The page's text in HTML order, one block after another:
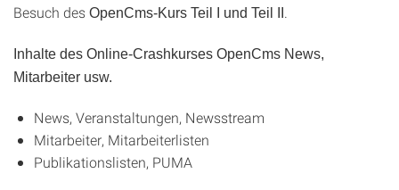
Besuch des OpenCms-Kurs Teil I und Teil II
Inhalte des Online-Crashkurses OpenCms News,
Mitarbeiter usw.
News, Veranstaltungen, Newsstream
Mitarbeiter, Mitarbeiterlisten
Publikationslisten, PUMA